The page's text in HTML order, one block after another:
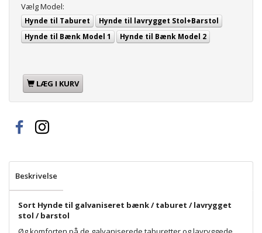
VælgModel:
Hynde til Taburet
Hynde til lavrygget Stol+Barstol
Hynde til Bænk Model 1
Hynde til Bænk Model 2
LÆG I KURV
Beskrivelse
Sort Hynde til galvaniseret bænk / taburet / lavrygget
stol / barstol